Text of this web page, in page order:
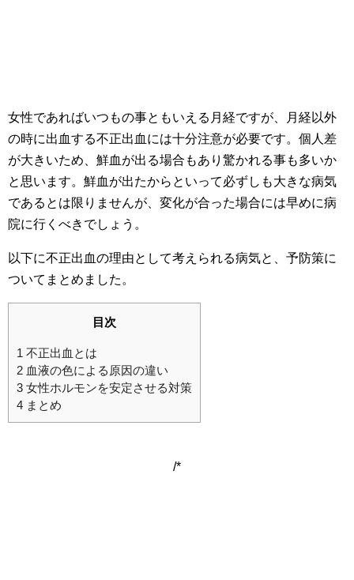
女性であればいつもの事ともいえる月経ですが、月経以外
の時に出血する不正出血には十分注意が必要です。個人差
が大きいため、鮮血が出る場合もあり驚かれる事も多いか
と思います。鮮血が出たからといって必ずしも大きな病気
であるとは限りませんが、変化が合った場合には早めに病
院に行くべきでしょう。
以下に不正出血の理由として考えられる病気と、予防策に
ついてまとめました。
目次
1 不正出血とは
2 血液の色による原因の違い
3 女性ホルモンを安定させる対策
4 まとめ
/*